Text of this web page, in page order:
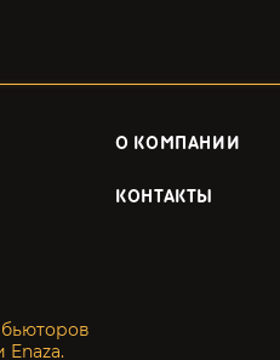
О КОМПАНИИ
КОНТАКТЫ